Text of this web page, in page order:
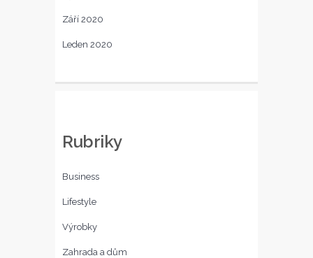
Září 2020
Leden 2020
Rubriky
Business
Lifestyle
Výrobky
Zahrada a dům